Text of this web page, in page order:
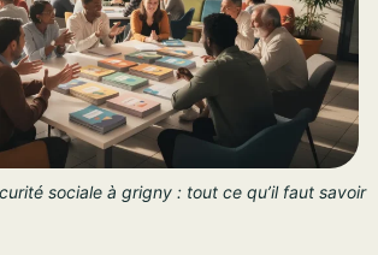
sociale à grigny : tout ce qu’il faut savoir